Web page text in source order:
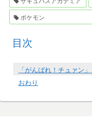
ポケモン
目次
「がんばれ！チュァン
おわり